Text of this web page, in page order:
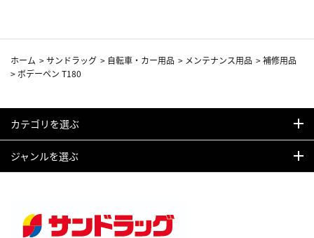
ホーム >サンドラッグ > 自転車・カー用品 > メンテナンス用品 >補修用品
> ボデーペン T180
カテゴリを選ぶ
ジャンルを選ぶ